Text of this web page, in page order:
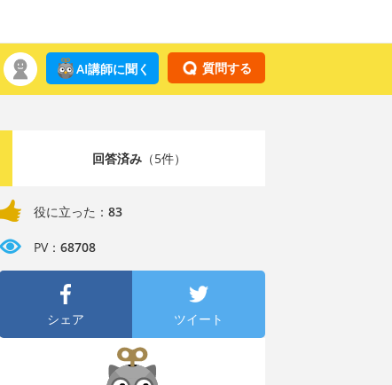
質問する
AI講師に聞く
回答済み（5件）
役に立った： 83
PV： 68708
シェア ツイート